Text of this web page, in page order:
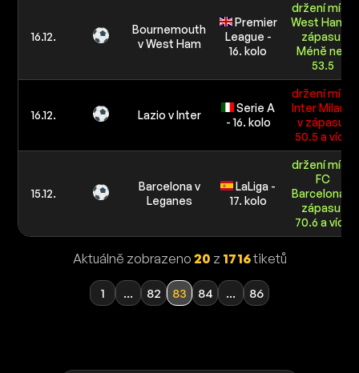
16.12.
Bournemouth
v West Ham
Premier
League -
16. kolo
držení míče
West Ham v
zápasu:
Méně než
53.5
16.12. Lazio v Inter
Serie A
- 16. kolo
držení míče
Inter Milano
v zápasu:
50.5 a více
15.12.
Barcelona v
Leganes
LaLiga -
17. kolo
držení míče
FC
Barcelona v
zápasu:
70.6 a více
Aktuálně zobrazeno 20 z 1716tiketů
1 ... 82 83 84 ... 86